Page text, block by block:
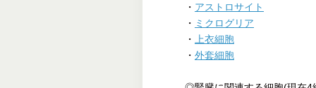
・ アストロサイト
・ ミクログリア
・
上衣細胞
・ 外套細胞